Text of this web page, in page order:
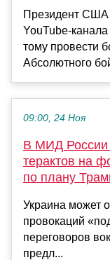
Президент США
YouTube-
тому провести
Абсолютного
09:00, 24 Ноя
В МИД России
терактов на
по плану
Украина может
провокаций
переговоров
предл...